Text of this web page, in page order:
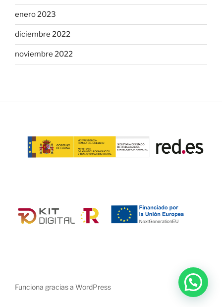
enero 2023
diciembre 2022
noviembre 2022
Funciona gracias a WordPress